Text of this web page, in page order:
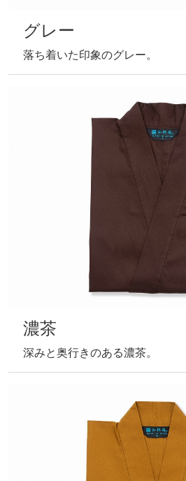
グレー
落ち着いた印象のグレー。
濃茶
深みと奥行きのある濃茶。